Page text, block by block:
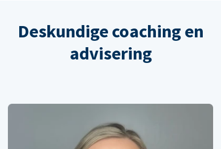
Deskundige coaching en
advisering